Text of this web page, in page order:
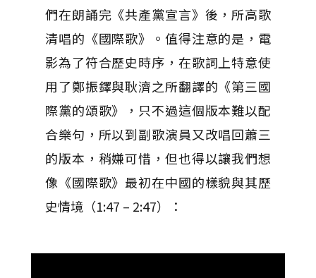
們在朗誦完《共產黨宣言》後，所高歌
清唱的《國際歌》。值得注意的是，電
影為了符合歷史時序，在歌詞上特意使
用了鄭振鐸與耿濟之所翻譯的《第三國
際黨的頌歌》，只不過這個版本難以配
合樂句，所以到副歌演員又改唱回蕭三
的版本，稍嫌可惜，但也得以讓我們想
像《國際歌》最初在中國的樣貌與其歷
史情境（1:47 – 2:47）：